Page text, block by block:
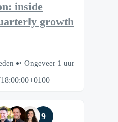
inside
growth
Ongeveer 1 uur
9